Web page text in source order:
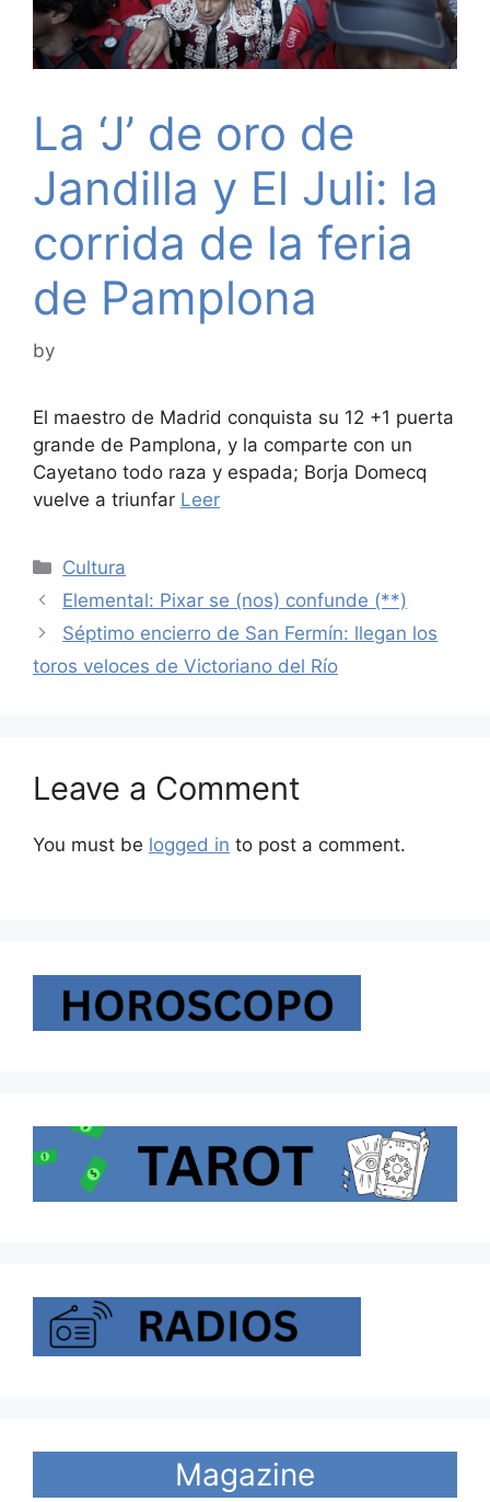
La ‘J’ de oro de
Jandilla y El Juli: la
corrida de la feria
de Pamplona
by
El maestro de Madrid conquista su 12 +1 puerta
grande de Pamplona, y la comparte con un
Cayetano todo raza y espada; Borja Domecq
vuelve a triunfar Leer
Categories
Cultura
Elemental: Pixar se (nos) confunde (**)
Séptimo encierro de San Fermín: llegan los
toros veloces de Victoriano del Río
Leave a Comment
You must be logged in to post a comment.
Magazine